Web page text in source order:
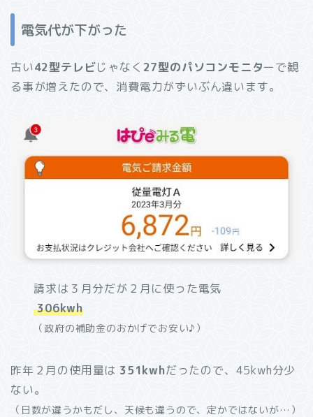
電気代が下がった
古い42型テレビじゃなく 27型のパソコンモニターで観
る事が増えたので、消費電力がずいぶん違います。
請求は３月分だが２月に使った電気
306kwh
（政府の補助金のおかげでお安い♪）
昨年２月の使用量は 351kwhだったので、45kwh分少
ない。
（日数が違うかもだし、天候も違うので、定かではないが…）